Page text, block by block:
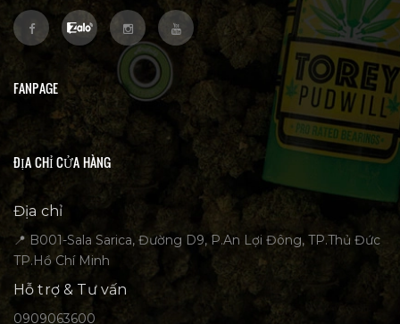
FANPAGE
ĐỊA CHỈ CỬA HÀNG
Địa chỉ
📍 B001-Sala Sarica, Đường D9, P.An Lợi Đông, TP.Thủ Đức
TP.Hồ Chí Minh
Hỗ trợ & Tư vấn
0909063600